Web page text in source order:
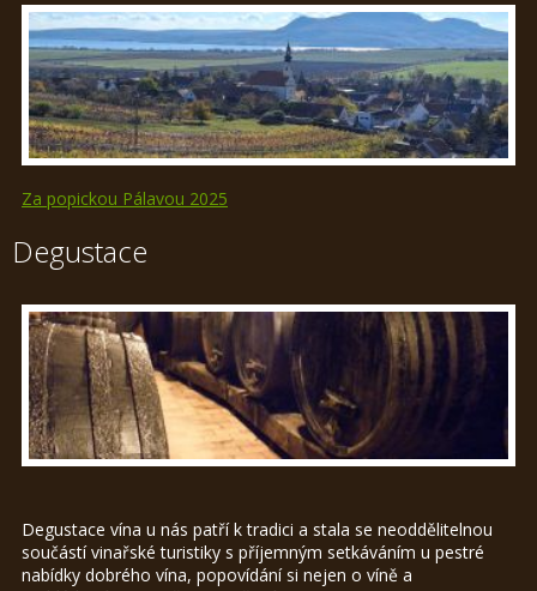
Za popickou Pálavou 2025
Degustace
Degustace vína u nás patří k tradici a stala se neoddělitelnou
součástí vinařské turistiky s příjemným setkáváním u pestré
nabídky dobrého vína, popovídání si nejen o víně a